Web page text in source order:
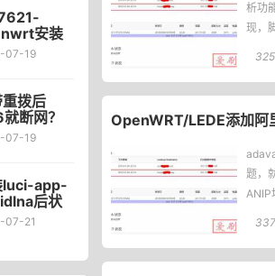
安装
07-19
拨后
断网？
动重拨
07-19
luci-app-
后状
使用
07-21
析功
现，
OpenWRT/LEDE添加阿
题，
ANIP